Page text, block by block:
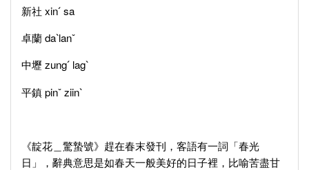
新社 xinˊ sa
卓蘭daˋlanˇ
中壢zungˊ lagˋ
平鎮pinˇ ziinˋ
《靛花＿驚蟄號》趕在春末發刊，客語有一詞「春光
日」，辭典意思是如春天一般美好的日子裡，比喻苦盡甘